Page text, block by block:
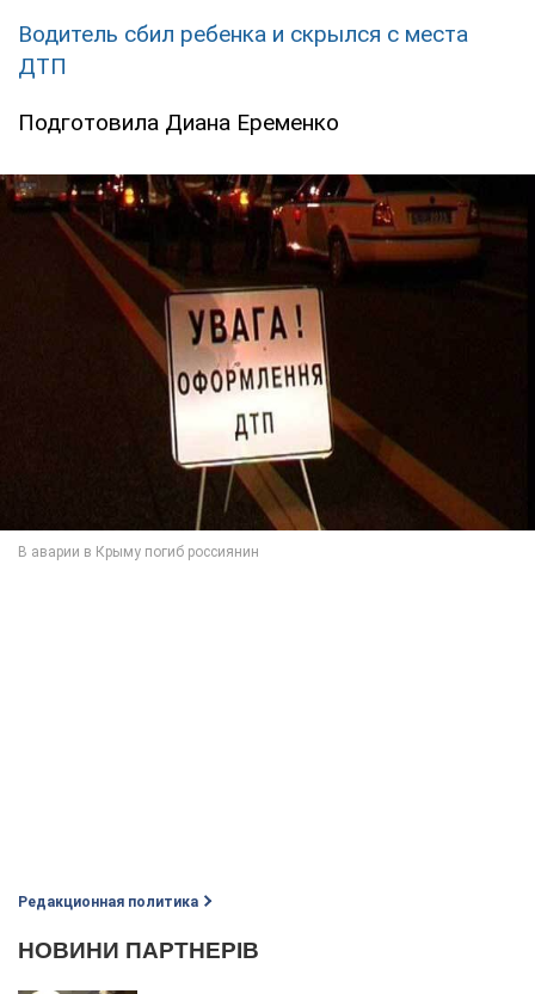
Водитель сбил ребенка и скрылся с места
ДТП
Подготовила Диана Еременко
Редакционная политика